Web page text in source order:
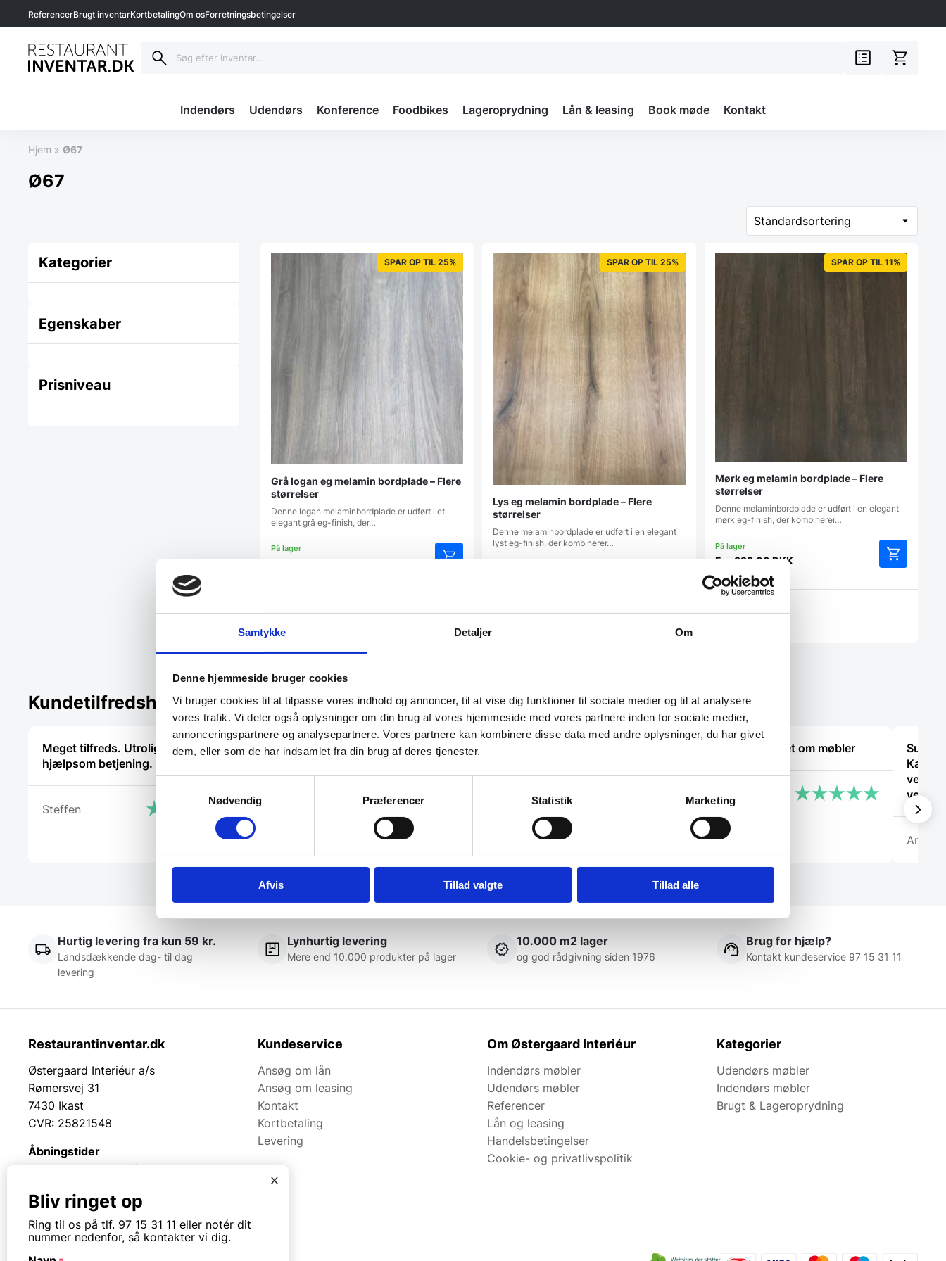
Samtykke Detaljer Om
Denne hjemmeside bruger cookies
Vi bruger cookies til at tilpasse vores indhold og annoncer, til at vise dig funktioner til sociale medier og til at analysere
vores trafik. Vi deler også oplysninger om din brug af vores hjemmeside med vores partnere inden for sociale medier,
annonceringspartnere og analysepartnere. Vores partnere kan kombinere disse data med andre oplysninger, du har givet
dem, eller som de har indsamlet fra din brug af deres tjenester.
Samtykkevalg
Nødvendig
Præferencer Statistik Marketing
Afvis Tillad valgte Tillad alle
ReferencerBrugt inventarKortbetalingOm osForretningsbetingelser
Indendørs Udendørs Konference Foodbikes Lageroprydning Lån & leasing Book møde Kontakt
Hjem » Ø67
Ø67
Kategorier
Egenskaber
Prisniveau
SPAR OP TIL 25%
Grå logan eg melamin bordplade – Flere
størrelser
Denne logan melaminbordplade er udført i et
elegant grå eg-finish, der…
flere
varianter.
Mulighederne
kan
SPAR OP TIL 25%
Lys eg melamin bordplade – Flere
størrelser
Denne melaminbordplade er udført i en elegant
lyst eg-finish, der kombinerer…
vare
flere
på
varesiden
SPAR OP TIL 11%
Mørk eg melamin bordplade – Flere
størrelser
Denne melaminbordplade er udført i en elegant
mørk eg-finish, der kombinerer…
Fra 399,00 DKK
vare
Kundetilfredshed
Meget tilfreds. Utrolig venlig og
hjælpsom betjening.
Steffen
Virkelig god kundeservice! Er så
Cristine
Det var en meget behagelig
De ved rigtig meget om møbler
Kris
Super
Kanon
ved
Hurtig levering fra kun 59 kr.
Landsdækkende dag- til dag
levering
Lynhurtig levering
Mere end 10.000 produkter på lager
10.000 m2 lager
og god rådgivning siden 1976
Brug for hjælp?
Kontakt kundeservice 97 15 31 11
Restaurantinventar.dk
Østergaard Interiéur a/s
Rømersvej 31
7430 Ikast
CVR: 25821548
Åbningstider
Mandag til torsdag fra 08:00 – 15:30.
Kundeservice
Ansøg om lån
Ansøg om leasing
Kontakt
Kortbetaling
Levering
Om Østergaard Interiéur
Indendørs møbler
Udendørs møbler
Referencer
Lån og leasing
Handelsbetingelser
Cookie- og privatlivspolitik
Kategorier
Udendørs møbler
Indendørs møbler
Brugt & Lageroprydning
x
Bliv ringet op
Ring til os på tlf. 97 15 31 11 eller notér dit
nummer nedenfor, så kontakter vi dig.